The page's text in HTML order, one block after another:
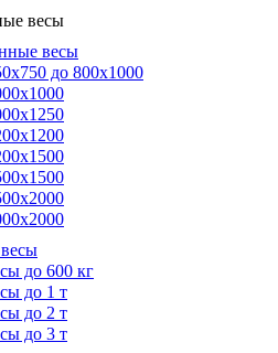
весы
весы
до 800х1000
до 600 кг
до 1 т
до 2 т
до 3 т